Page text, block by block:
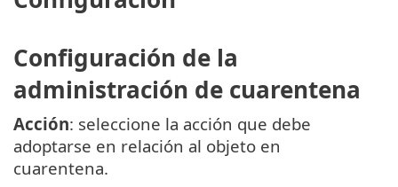
Configuración de la
administración de cuarentena
Acción: seleccione la acción que debe
adoptarse en relación al objeto en
cuarentena.